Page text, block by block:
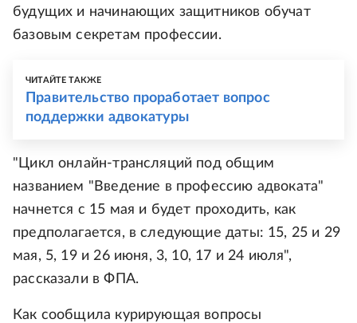
будущих и начинающих защитников обучат
базовым секретам профессии.
ЧИТАЙТЕ ТАКЖЕ
Правительство проработает вопрос
поддержки адвокатуры
"Цикл онлайн-трансляций под общим
названием "Введение в профессию адвоката"
начнется с 15 мая и будет проходить, как
предполагается, в следующие даты: 15, 25 и 29
мая, 5, 19 и 26 июня, 3, 10, 17 и 24 июля",
рассказали в ФПА.
Как сообщила курирующая вопросы